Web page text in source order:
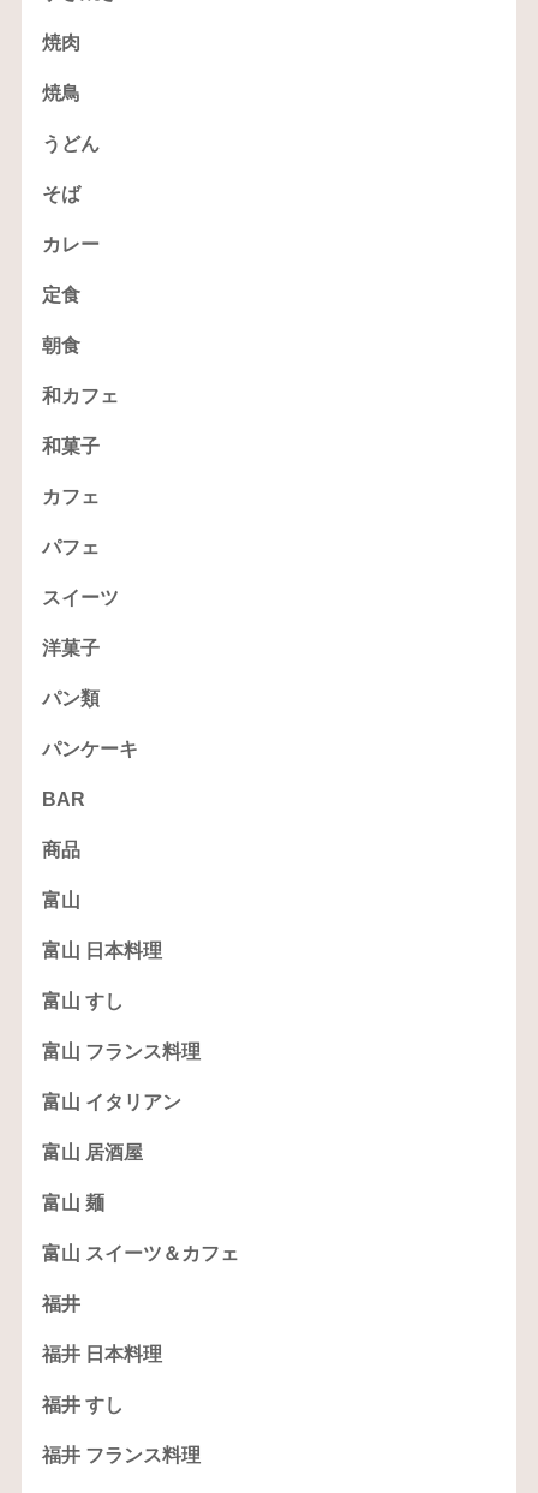
焼肉
焼鳥
うどん
そば
カレー
定食
朝食
和カフェ
和菓子
カフェ
パフェ
スイーツ
洋菓子
パン類
パンケーキ
BAR
商品
富山
富山 日本料理
富山 すし
富山 フランス料理
富山 イタリアン
富山 居酒屋
富山 麺
富山 スイーツ＆カフェ
福井
福井 日本料理
福井 すし
福井 フランス料理